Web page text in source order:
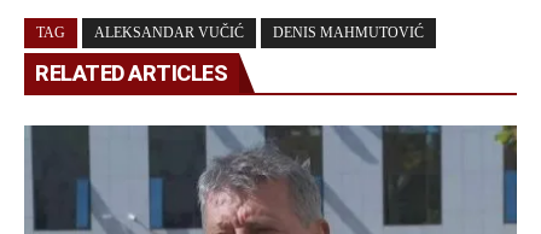
TAG ALEKSANDAR VUČIĆ DENIS MAHMUTOVIĆ
RELATED ARTICLES